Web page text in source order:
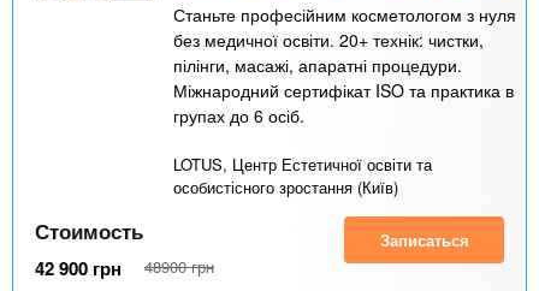
Станьте професійним косметологом з нуля
без медичної освіти. 20+ технік: чистки,
пілінги, масажі, апаратні процедури.
Міжнародний сертифікат ISO та практика в
групах до 6 осіб.
LOTUS, Центр Естетичної освіти та
особистісного зростання (Київ)
Стоимость
42 900 грн 48900 грн
Записаться